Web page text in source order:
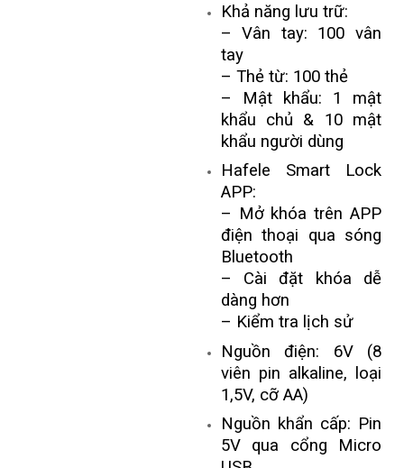
Khả năng lưu trữ:
– Vân tay: 100 vân
tay
– Thẻ từ: 100 thẻ
– Mật khẩu: 1 mật
khẩu chủ & 10 mật
khẩu người dùng
Hafele Smart Lock
APP:
– Mở khóa trên APP
điện thoại qua sóng
Bluetooth
– Cài đặt khóa dễ
dàng hơn
– Kiểm tra lịch sử
Nguồn điện: 6V (8
viên pin alkaline, loại
1,5V, cỡ AA)
Nguồn khẩn cấp: Pin
5V qua cổng Micro